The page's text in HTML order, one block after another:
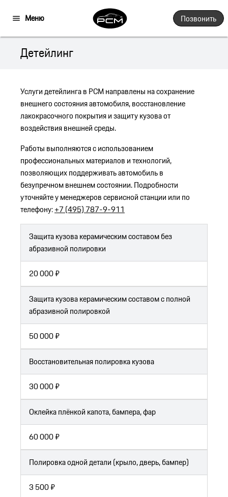
Меню Позвонить
Детейлинг
Услуги детейлинга в PCM направлены на сохранение
внешнего состояния автомобиля, восстановление
лакокрасочного покрытия и защиту кузова от
воздействия внешней среды.
Работы выполняются с использованием
профессиональных материалов и технологий,
позволяющих поддерживать автомобиль в
безупречном внешнем состоянии. Подробности
уточняйте у менеджеров сервисной станции или по
телефону:+7 (495) 787-9-911
Защита кузова керамическим составом без
абразивной полировки
20 000 ₽
Защита кузова керамическим составом с полной
абразивной полировкой
50 000 ₽
Восстановительная полировка кузова
30 000 ₽
Оклейка плёнкой капота, бампера, фар
60 000 ₽
Полировка одной детали (крыло, дверь, бампер)
3 500 ₽